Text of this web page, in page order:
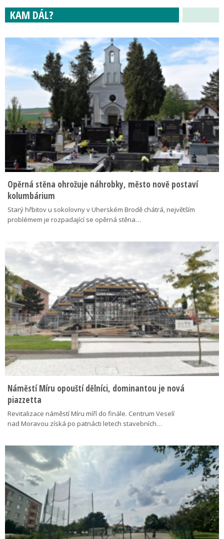
KAM DÁL?
Opěrná stěna ohrožuje náhrobky, město nově postaví
kolumbárium
Starý hřbitov u sokolovny v Uherském Brodě chátrá, největším
problémem je rozpadající se opěrná stěna…
Náměstí Míru opouští dělníci, dominantou je nová
piazzetta
Revitalizace náměstí Míru míří do finále. Centrum Veselí
nad Moravou získá po patnácti letech stavebních…